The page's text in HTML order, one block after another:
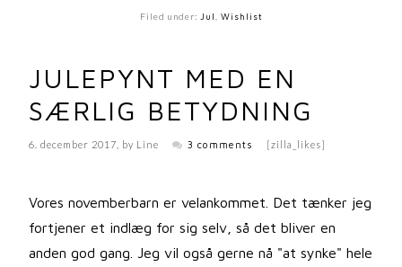
Filed under: Jul Wishlist
JULEPYNT MED EN
SÆRLIG BETYDNING
6. december 2017 , by Line 3 comments [zilla_likes]
Vores novemberbarn er velankommet. Det tænker jeg
fortjener et indlæg for sig selv, så det bliver en
anden god gang. Jeg vil også gerne nå "at synke" hele